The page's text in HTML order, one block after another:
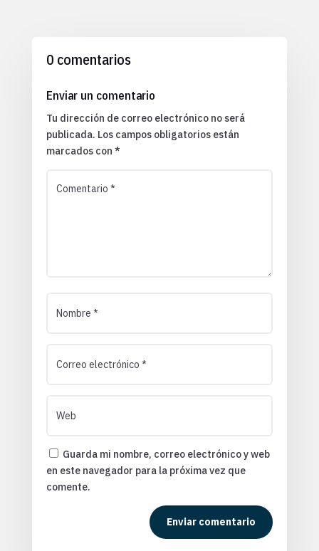
0 comentarios
Enviar un comentario
Tu dirección de correo electrónico no será
publicada. Los campos obligatorios están
marcados con *
Guarda mi nombre, correo electrónico y web
en este navegador para la próxima vez que
comente.
Enviar comentario